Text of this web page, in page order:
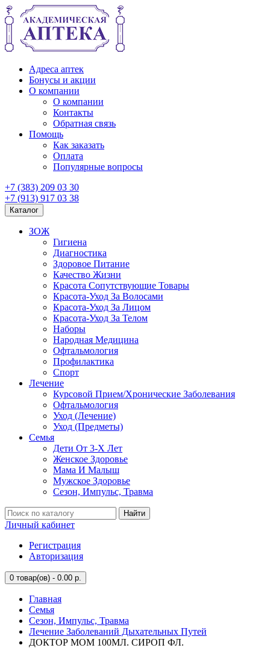
Адреса аптек
Бонусы и акции
О компании
О компании
Контакты
Обратная связь
Помощь
Как заказать
Оплата
Популярные вопросы
+7 (383) 209 03 30
+7 (913) 917 03 38
Каталог
ЗОЖ
Гигиена
Диагностика
Здоровое Питание
Качество Жизни
Красота Сопутствующие Товары
Красота-Уход За Волосами
Красота-Уход За Лицом
Красота-Уход За Телом
Наборы
Народная Медицина
Офтальмология
Профилактика
Спорт
Лечение
Курсовой Прием/Хронические Заболевания
Офтальмология
Уход (Лечение)
Уход (Предметы)
Семья
Дети От 3-Х Лет
Женское Здоровье
Мама И Малыш
Мужское Здоровье
Сезон, Импульс, Травма
Найти
Личный кабинет
Регистрация
Авторизация
0 товар(ов) - 0.00 р.
Главная
Семья
Сезон, Импульс, Травма
Лечение Заболеваний Дыхательных Путей
ДОКТОР МОМ 100МЛ. СИРОП ФЛ.